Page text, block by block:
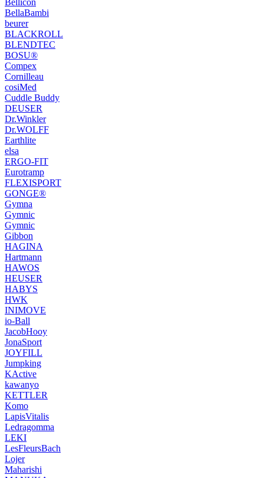
Bellicon
BellaBambi
beurer
BLACKROLL
BLENDTEC
BOSU®
Compex
Cornilleau
cosiMed
Cuddle Buddy
DEUSER
Dr.Winkler
Dr.WOLFF
Earthlite
elsa
ERGO-FIT
Eurotramp
FLEXISPORT
GONGE®
Gymna
Gymnic
Gymnic
Gibbon
HAGINA
Hartmann
HAWOS
HEUSER
HABYS
HWK
INIMOVE
io-Ball
JacobHooy
JonaSport
JOYFILL
Jumpking
KActive
kawanyo
KETTLER
Komo
LapisVitalis
Ledragomma
LEKI
LesFleursBach
Lojer
Maharishi